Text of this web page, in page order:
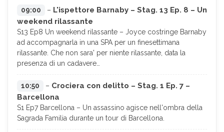
09:00 – L'ispettore Barnaby – Stag. 13 Ep. 8 – Un
weekend rilassante
S13 Ep8 Un weekend rilassante – Joyce costringe Barnaby
ad accompagnarla in una SPA per un finesettimana
rilassante. Che non sara' per niente rilassante, data la
presenza di un cadavere…
10:50 – Crociera con delitto – Stag. 1 Ep. 7 –
Barcellona
S1 Ep7 Barcellona – Un assassino agisce nell'ombra della
Sagrada Familia durante un tour di Barcellona.